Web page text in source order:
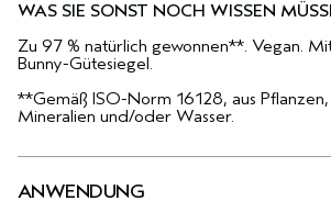
WAS SIE SONST NOCH WISSEN
Zu 97 % natürlich gewonnen**. Vegan.
Bunny-Gütesiegel.
**Gemäß ISO-Norm 16128, aus
Mineralien und/oder Wasser.
ANWENDUNG